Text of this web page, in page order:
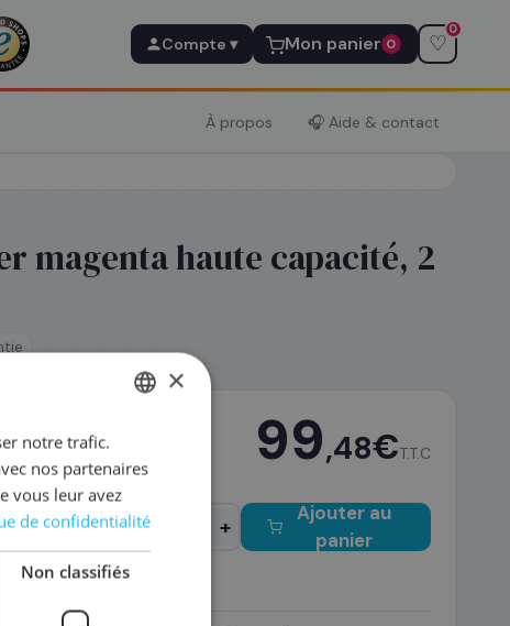
Compte ▾ Mon panier 0 ♡
0
À propos 🎧 Aide & contact
magenta haute capacité, 2
99,48€T.T.C
+
Ajouter au
panier
ENGLISH
×
notre trafic.
nos partenaires
vous leur avez
de confidentialité
Non classifiés